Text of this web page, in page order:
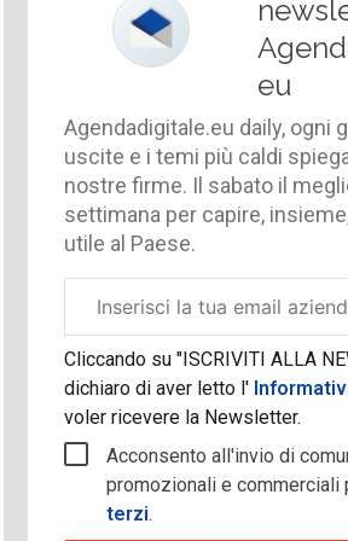
eu
Agendadigitale.eu daily, ogni
uscite e i temi più caldi
nostre firme. Il sabato il
settimana per capire,
utile al Paese.
aziendale
Cliccando su "ISCRIVITI ALLA
dichiaro di aver letto l'
voler ricevere la Newsletter.
Acconsento all'invio di
promozionali e commerciali
terzi.